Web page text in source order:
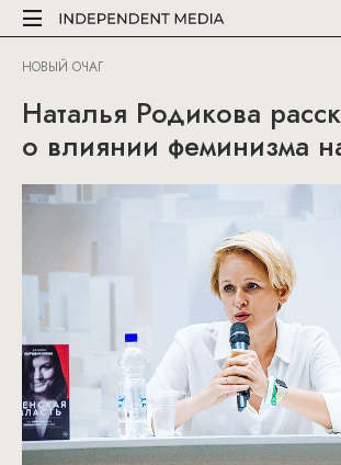
НОВЫЙ ОЧАГ
Наталья Родикова
о влиянии феминизма